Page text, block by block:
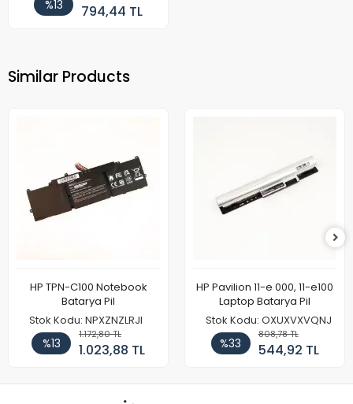
%13 794,44 TL
Similar Products
HP TPN-C100 Notebook
Batarya Pil
Stok Kodu: NPXZNZLRJI
%13
1.172,80 TL
1.023,88 TL
HP Pavilion 11-e 000, 11-e100
Laptop Batarya Pil
Stok Kodu: OXUXVXVQNJ
%33
808,78 TL
544,92 TL